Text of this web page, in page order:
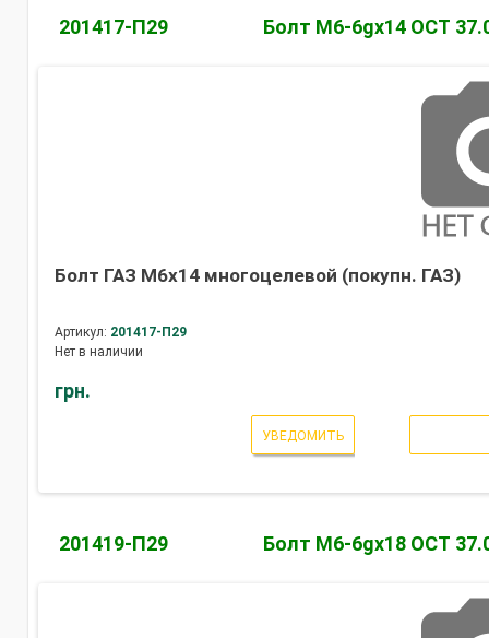
201417-П29 Болт М6-6gх14 ОСТ
Болт ГАЗ М6х14 многоцелевой (покупн. ГАЗ)
Артикул: 201417-П29
Нет в наличии
грн.
УВЕДОМИТЬ
201419-П29 Болт М6-6gх18 ОСТ